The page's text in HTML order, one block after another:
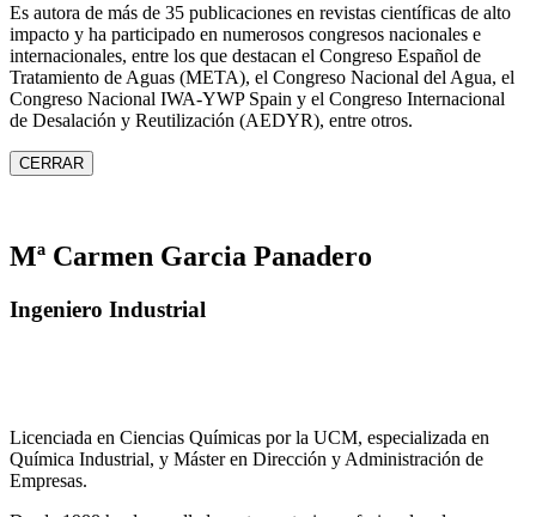
Es autora de más de 35 publicaciones en revistas científicas de alto
impacto y ha participado en numerosos congresos nacionales e
internacionales, entre los que destacan el Congreso Español de
Tratamiento de Aguas (META), el Congreso Nacional del Agua, el
Congreso Nacional IWA‑YWP Spain y el Congreso Internacional
de Desalación y Reutilización (AEDYR), entre otros.
CERRAR
Mª Carmen Garcia Panadero
Ingeniero Industrial
Licenciada en Ciencias Químicas por la UCM, especializada en
Química Industrial, y Máster en Dirección y Administración de
Empresas.